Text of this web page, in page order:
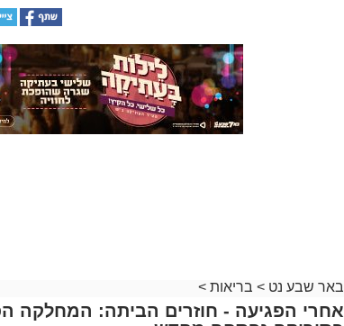
באר שבע נט > בריאות >
אחרי הפגיעה - חוזרים הביתה: המחלקה